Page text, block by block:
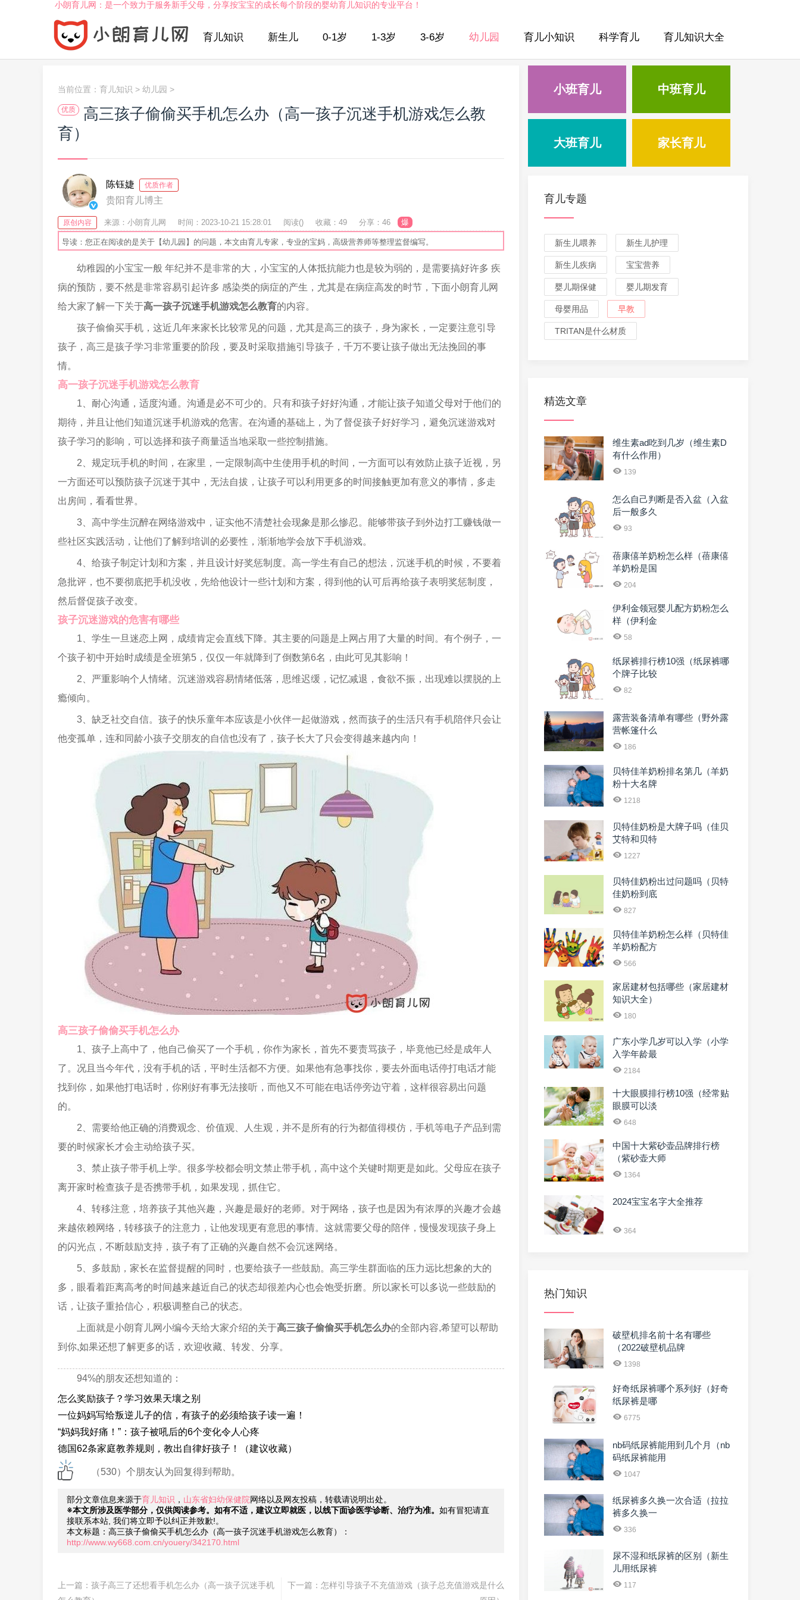
小朗育儿网：是一个致力于服务新手父母，分享按宝宝的成长每个阶段的婴幼育儿知识的专业平台！
育儿知识 新生儿 0-1岁 1-3岁 3-6岁 幼儿园 育儿小知识 科学育儿 育儿知识大全
当前位置： 育儿知识 > 幼儿园 >
优质
高三孩子偷偷买手机怎么办（高一孩子沉迷手机游戏怎么教
育）
陈钰婕 优质作者
贵阳育儿博主
原创内容 来源：小朗育儿网 时间：2023-10-21 15:28:01 阅读() 收藏：49 分享：46 爆
导读：您正在阅读的是关于【幼儿园】的问题，本文由育儿专家，专业的宝妈，高级营养师等整理监督编写。
幼稚园的小宝宝一般 年纪并不是非常的大，小宝宝的人体抵抗能力也是较为弱的，是需要搞好许多 疾
病的预防，要不然是非常容易引起许多 感染类的病症的产生，尤其是在病症高发的时节，下面小朗育儿网
给大家了解一下关于高一孩子沉迷手机游戏怎么教育的内容。
孩子偷偷买手机，这近几年来家长比较常见的问题，尤其是高三的孩子，身为家长，一定要注意引导
孩子，高三是孩子学习非常重要的阶段，要及时采取措施引导孩子，千万不要让孩子做出无法挽回的事
情。
高一孩子沉迷手机游戏怎么教育
1、耐心沟通，适度沟通。沟通是必不可少的。只有和孩子好好沟通，才能让孩子知道父母对于他们的
期待，并且让他们知道沉迷手机游戏的危害。在沟通的基础上，为了督促孩子好好学习，避免沉迷游戏对
孩子学习的影响，可以选择和孩子商量适当地采取一些控制措施。
2、规定玩手机的时间，在家里，一定限制高中生使用手机的时间，一方面可以有效防止孩子近视，另
一方面还可以预防孩子沉迷于其中，无法自拔，让孩子可以利用更多的时间接触更加有意义的事情，多走
出房间，看看世界。
3、高中学生沉醉在网络游戏中，证实他不清楚社会现象是那么惨忍。能够带孩子到外边打工赚钱做一
些社区实践活动，让他们了解到培训的必要性，渐渐地学会放下手机游戏。
4、给孩子制定计划和方案，并且设计好奖惩制度。高一学生有自己的想法，沉迷手机的时候，不要着
急批评，也不要彻底把手机没收，先给他设计一些计划和方案，得到他的认可后再给孩子表明奖惩制度，
然后督促孩子改变。
孩子沉迷游戏的危害有哪些
1、学生一旦迷恋上网，成绩肯定会直线下降。其主要的问题是上网占用了大量的时间。有个例子，一
个孩子初中开始时成绩是全班第5，仅仅一年就降到了倒数第6名，由此可见其影响！
2、严重影响个人情绪。沉迷游戏容易情绪低落，思维迟缓，记忆减退，食欲不振，出现难以摆脱的上
瘾倾向。
3、缺乏社交自信。孩子的快乐童年本应该是小伙伴一起做游戏，然而孩子的生活只有手机陪伴只会让
他变孤单，连和同龄小孩子交朋友的自信也没有了，孩子长大了只会变得越来越内向！
高三孩子偷偷买手机怎么办
1、孩子上高中了，他自己偷买了一个手机，你作为家长，首先不要责骂孩子，毕竟他已经是成年人
了。况且当今年代，没有手机的话，平时生活都不方便。如果他有急事找你，要去外面电话停打电话才能
找到你，如果他打电话时，你刚好有事无法接听，而他又不可能在电话停旁边守着，这样很容易出问题
的。
2、需要给他正确的消费观念、价值观、人生观，并不是所有的行为都值得模仿，手机等电子产品到需
要的时候家长才会主动给孩子买。
3、禁止孩子带手机上学。很多学校都会明文禁止带手机，高中这个关键时期更是如此。父母应在孩子
离开家时检查孩子是否携带手机，如果发现，抓住它。
4、转移注意，培养孩子其他兴趣，兴趣是最好的老师。对于网络，孩子也是因为有浓厚的兴趣才会越
来越依赖网络，转移孩子的注意力，让他发现更有意思的事情。这就需要父母的陪伴，慢慢发现孩子身上
的闪光点，不断鼓励支持，孩子有了正确的兴趣自然不会沉迷网络。
5、多鼓励，家长在监督提醒的同时，也要给孩子一些鼓励。高三学生群面临的压力远比想象的大的
多，眼看着距离高考的时间越来越近自己的状态却很差内心也会饱受折磨。所以家长可以多说一些鼓励的
话，让孩子重拾信心，积极调整自己的状态。
上面就是小朗育儿网小编今天给大家介绍的关于高三孩子偷偷买手机怎么办的全部内容,希望可以帮助
到你,如果还想了解更多的话，欢迎收藏、转发、分享。
94%的朋友还想知道的：
怎么奖励孩子？学习效果天壤之别
一位妈妈写给叛逆儿子的信，有孩子的必须给孩子读一遍！
“妈妈我好痛！”：孩子被吼后的6个变化令人心疼
德国62条家庭教养规则，教出自律好孩子！（建议收藏）
（530）个朋友认为回复得到帮助。
部分文章信息来源于育儿知识 ， 山东省妇幼保健院网络以及网友投稿，转载请说明出处。
※本文所涉及医学部分，仅供阅读参考。如有不适，建议立即就医，以线下面诊医学诊断、治疗为准。 如有冒犯请直
接联系本站, 我们将立即予以纠正并致歉!。
本文标题：高三孩子偷偷买手机怎么办（高一孩子沉迷手机游戏怎么教育）：
http://www.wy668.com.cn/youery/342170.html
上一篇： 孩子高三了还想看手机怎么办（高一孩子沉迷手机
下一篇： 怎样引导孩子不充值游戏（孩子总充值游戏是什么
小班育儿 中班育儿
大班育儿 家长育儿
育儿专题
新生儿喂养 新生儿护理
新生儿疾病 宝宝营养
婴儿期保健 婴儿期发育
母婴用品 早教
TRITAN是什么材质
精选文章
维生素ad吃到几岁（维生素D
有什么作用）
139
怎么自己判断是否入盆（入盆
后一般多久
93
蓓康僖羊奶粉怎么样（蓓康僖
羊奶粉是国
204
伊利金领冠婴儿配方奶粉怎么
样（伊利金
58
纸尿裤排行榜10强（纸尿裤哪
个牌子比较
82
露营装备清单有哪些（野外露
营帐篷什么
186
贝特佳羊奶粉排名第几（羊奶
粉十大名牌
1218
贝特佳奶粉是大牌子吗（佳贝
艾特和贝特
1227
贝特佳奶粉出过问题吗（贝特
佳奶粉到底
827
贝特佳羊奶粉怎么样（贝特佳
羊奶粉配方
566
家居建材包括哪些（家居建材
知识大全）
180
广东小学几岁可以入学（小学
入学年龄最
2184
十大眼膜排行榜10强（经常贴
眼膜可以淡
648
中国十大紫砂壶品牌排行榜
（紫砂壶大师
1364
2024宝宝名字大全推荐
364
热门知识
破壁机排名前十名有哪些
（2022破壁机品牌
1398
好奇纸尿裤哪个系列好（好奇
纸尿裤是哪
6775
nb码纸尿裤能用到几个月（nb
码纸尿裤能用
1047
纸尿裤多久换一次合适（拉拉
裤多久换一
336
尿不湿和纸尿裤的区别（新生
儿用纸尿裤
117